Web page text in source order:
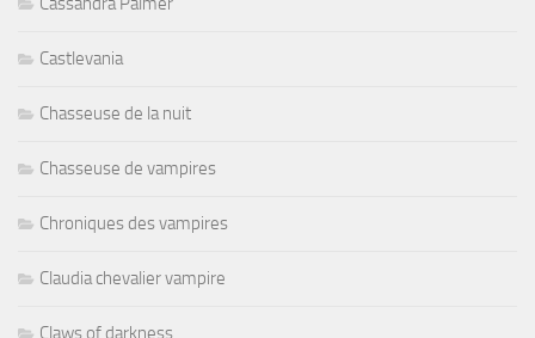
Castlevania
Chasseuse de la nuit
Chasseuse de vampires
Chroniques des vampires
Claudia chevalier vampire
Claws of darkness